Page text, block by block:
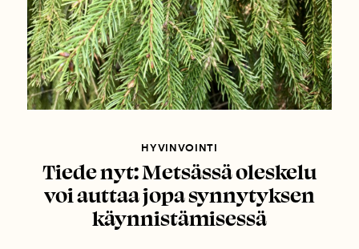
HYVINVOINTI
Tiede nyt: Metsässä oleskelu
voi auttaa jopa synnytyksen
käynnistämisessä